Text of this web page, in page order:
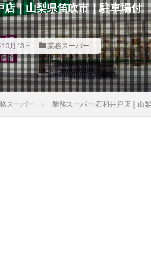
店｜山梨県笛吹市｜駐車場付
月13日 業務スーパー
スーパー 業務スーパー 石和井戸店｜山
東京都 神奈川県
新潟県
富山県 石川県
福井県
愛知県 三重県
滋賀県
兵庫県 奈良県
和歌山県
岡山県 広島県
山口県
愛媛県 高知県
福岡県
熊本県 大分県
宮崎県